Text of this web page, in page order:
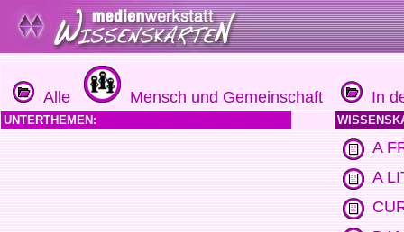
Alle Mensch und Gemeinschaft In
UNTERTHEMEN:
A
A